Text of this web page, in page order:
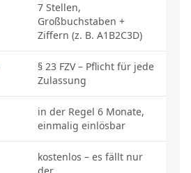
7 Stellen,
Großbuchstaben +
Ziffern (z. B. A1B2C3D)
§ 23 FZV – Pflicht für jede
Zulassung
in der Regel 6 Monate,
einmalig einlösbar
kostenlos – es fällt nur